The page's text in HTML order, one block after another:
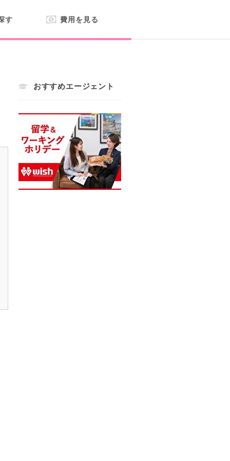
す 費用を見る
おすすめエージェント